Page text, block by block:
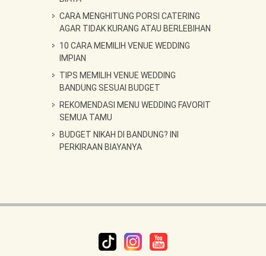
CARA MENGHITUNG PORSI CATERING
AGAR TIDAK KURANG ATAU BERLEBIHAN
10 CARA MEMILIH VENUE WEDDING
IMPIAN
TIPS MEMILIH VENUE WEDDING
BANDUNG SESUAI BUDGET
REKOMENDASI MENU WEDDING FAVORIT
SEMUA TAMU
BUDGET NIKAH DI BANDUNG? INI
PERKIRAAN BIAYANYA